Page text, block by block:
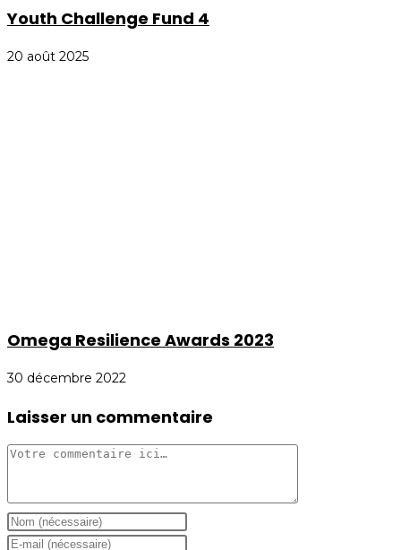
Youth Challenge Fund 4
20 août 2025
Omega Resilience Awards 2023
30 décembre 2022
Laisser un commentaire